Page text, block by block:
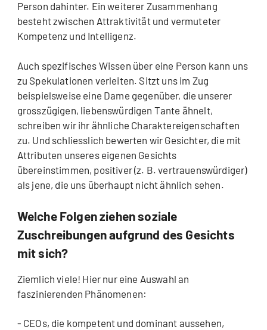
Person dahinter. Ein weiterer Zusammenhang
besteht zwischen Attraktivität und vermuteter
Kompetenz und Intelligenz.
Auch spezifisches Wissen über eine Person kann uns
zu Spekulationen verleiten. Sitzt uns im Zug
beispielsweise eine Dame gegenüber, die unserer
grosszügigen, liebenswürdigen Tante ähnelt,
schreiben wir ihr ähnliche Charaktereigenschaften
zu. Und schliesslich bewerten wir Gesichter, die mit
Attributen unseres eigenen Gesichts
übereinstimmen, positiver (z. B. vertrauenswürdiger)
als jene, die uns überhaupt nicht ähnlich sehen.
Welche Folgen ziehen soziale
Zuschreibungen aufgrund des Gesichts
mit sich?
Ziemlich viele! Hier nur eine Auswahl an
faszinierenden Phänomenen:
- CEOs, die kompetent und dominant aussehen,